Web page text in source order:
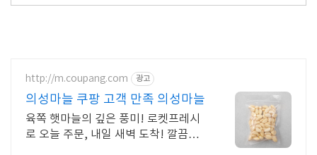
http://m.coupang.com 광고
의성마늘 쿠팡 고객 만족 의성마늘
육쪽 햇마늘의 깊은 풍미! 로켓프레시
로 오늘 주문, 내일 새벽 도착! 깔끔한